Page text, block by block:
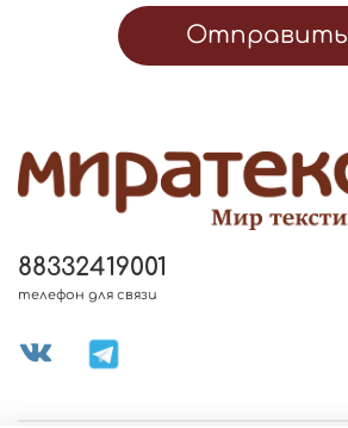
Отправить
88332419001
телефон для связи